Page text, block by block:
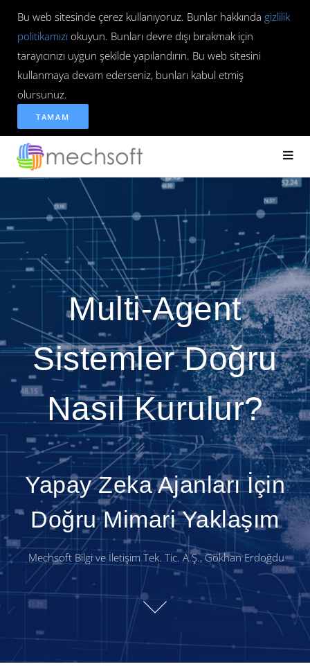
Bu web sitesinde çerez kullanıyoruz. Bunlar hakkında gizlilik
politikamızı okuyun. Bunları devre dışı bırakmak için
tarayıcınızı uygun şekilde yapılandırın. Bu web sitesini
kullanmaya devam ederseniz, bunları kabul etmiş
olursunuz.
TAMAM
Multi-Agent
Sistemler Doğru
Nasıl Kurulur?
Yapay Zeka Ajanları İçin
Doğru Mimari Yaklaşım
Mechsoft Bilgi ve İletişim Tek. Tic. A.Ş., Gökhan Erdoğdu